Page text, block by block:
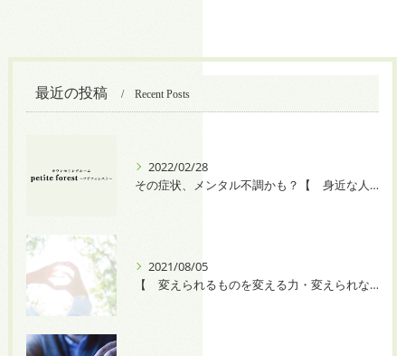
最近の投稿 Recent Posts
2022/02/28
その症状、メンタル不調かも？【 身近な人に八つ当たりしてしまう 】
2021/08/05
【 変えられるものを変える力・変えられないものを受け入れる力 】